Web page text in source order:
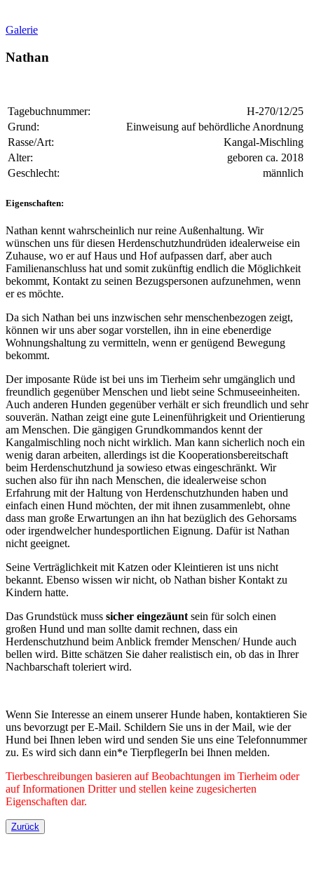
Galerie
Nathan
Tagebuchnummer:
H-270/12/25
Grund:
Einweisung auf behördliche Anordnung
Rasse/Art:
Kangal-Mischling
Alter:
geboren ca. 2018
Geschlecht:
männlich
Eigenschaften:
Nathan kennt wahrscheinlich nur reine Außenhaltung. Wir
wünschen uns für diesen Herdenschutzhundrüden idealerweise ein
Zuhause, wo er auf Haus und Hof aufpassen darf, aber auch
Familienanschluss hat und somit zukünftig endlich die Möglichkeit
bekommt, Kontakt zu seinen Bezugspersonen aufzunehmen, wenn
er es möchte.
Da sich Nathan bei uns inzwischen sehr menschenbezogen zeigt,
können wir uns aber sogar vorstellen, ihn in eine ebenerdige
Wohnungshaltung zu vermitteln, wenn er genügend Bewegung
bekommt.
Der imposante Rüde ist bei uns im Tierheim sehr umgänglich und
freundlich gegenüber Menschen und liebt seine Schmuseeinheiten.
Auch anderen Hunden gegenüber verhält er sich freundlich und sehr
souverän. Nathan zeigt eine gute Leinenführigkeit und Orientierung
am Menschen. Die gängigen Grundkommandos kennt der
Kangalmischling noch nicht wirklich. Man kann sicherlich noch ein
wenig daran arbeiten, allerdings ist die Kooperationsbereitschaft
beim Herdenschutzhund ja sowieso etwas eingeschränkt. Wir
suchen also für ihn nach Menschen, die idealerweise schon
Erfahrung mit der Haltung von Herdenschutzhunden haben und
einfach einen Hund möchten, der mit ihnen zusammenlebt, ohne
dass man große Erwartungen an ihn hat bezüglich des Gehorsams
oder irgendwelcher hundesportlichen Eignung. Dafür ist Nathan
nicht geeignet.
Seine Verträglichkeit mit Katzen oder Kleintieren ist uns nicht
bekannt. Ebenso wissen wir nicht, ob Nathan bisher Kontakt zu
Kindern hatte.
Das Grundstück muss sicher eingezäunt sein für solch einen
großen Hund und man sollte damit rechnen, dass ein
Herdenschutzhund beim Anblick fremder Menschen/ Hunde auch
bellen wird. Bitte schätzen Sie daher realistisch ein, ob das in Ihrer
Nachbarschaft toleriert wird.
Wenn Sie Interesse an einem unserer Hunde haben, kontaktieren Sie
uns bevorzugt per E-Mail. Schildern Sie uns in der Mail, wie der
Hund bei Ihnen leben wird und senden Sie uns eine Telefonnummer
zu. Es wird sich dann ein*e TierpflegerIn bei Ihnen melden.
Tierbeschreibungen basieren auf Beobachtungen im Tierheim oder
auf Informationen Dritter und stellen keine zugesicherten
Eigenschaften dar.
Zurück